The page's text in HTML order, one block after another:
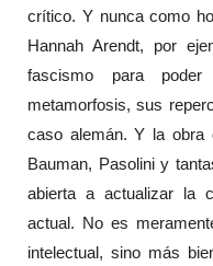
crítico. Y nunca como
Hannah Arendt, por
fascismo para
metamorfosis, sus
caso alemán. Y la obra
Bauman, Pasolini y
abierta a actualizar la
actual. No es
intelectual, sino más